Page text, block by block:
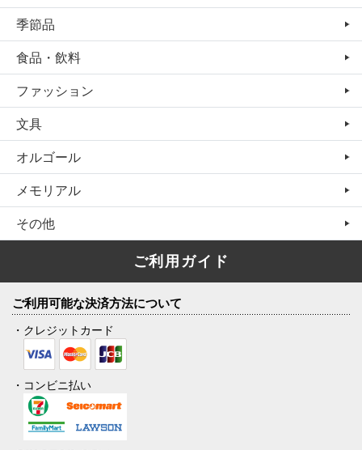
季節品
食品・飲料
ファッション
文具
オルゴール
メモリアル
その他
ご利用ガイド
ご利用可能な決済方法について
・クレジットカード
・コンビニ払い